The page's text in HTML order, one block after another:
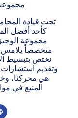
مجموعة
تحت قيادة
كأحد أفضل
مجموعة
متخصصاً يلامس
نختص بتبسيط
وتقديم استشارات
هي محركنا،
المنيع في